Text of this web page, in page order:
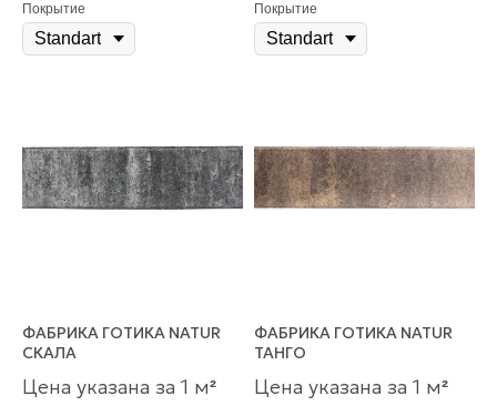
Покрытие Покрытие
ФАБРИКА ГОТИКА NATUR
СКАЛА
Цена указана за 1 м²
ФАБРИКА ГОТИКА NATUR
ТАНГО
Цена указана за 1 м²